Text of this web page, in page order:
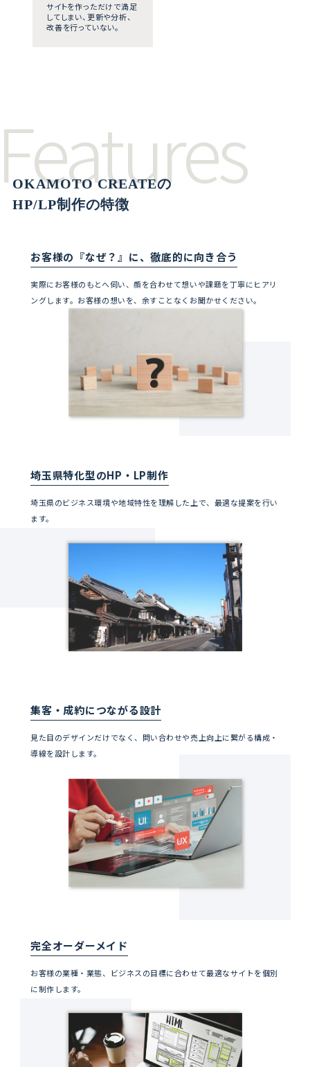
サイトを作っただけで満足
してしまい、更新や分析、
改善を行っていない。
OKAMOTO CREATEの
HP/LP制作の特徴
お客様の『なぜ？』に、徹底的に向き合う
実際にお客様のもとへ伺い、顔を合わせて想いや課題を丁寧にヒアリ
ングします。お客様の想いを、余すことなくお聞かせください。
埼玉県特化型のHP・LP制作
埼玉県のビジネス環境や地域特性を理解した上で、最適な提案を行い
ます。
集客・成約につながる設計
見た目のデザインだけでなく、問い合わせや売上向上に繋がる構成・
導線を設計します。
完全オーダーメイド
お客様の業種・業態、ビジネスの目標に合わせて最適なサイトを個別
に制作します。